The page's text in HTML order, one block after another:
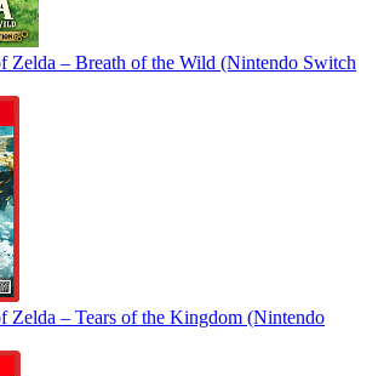
Zelda – Breath of the Wild (Nintendo Switch
Zelda – Tears of the Kingdom (Nintendo